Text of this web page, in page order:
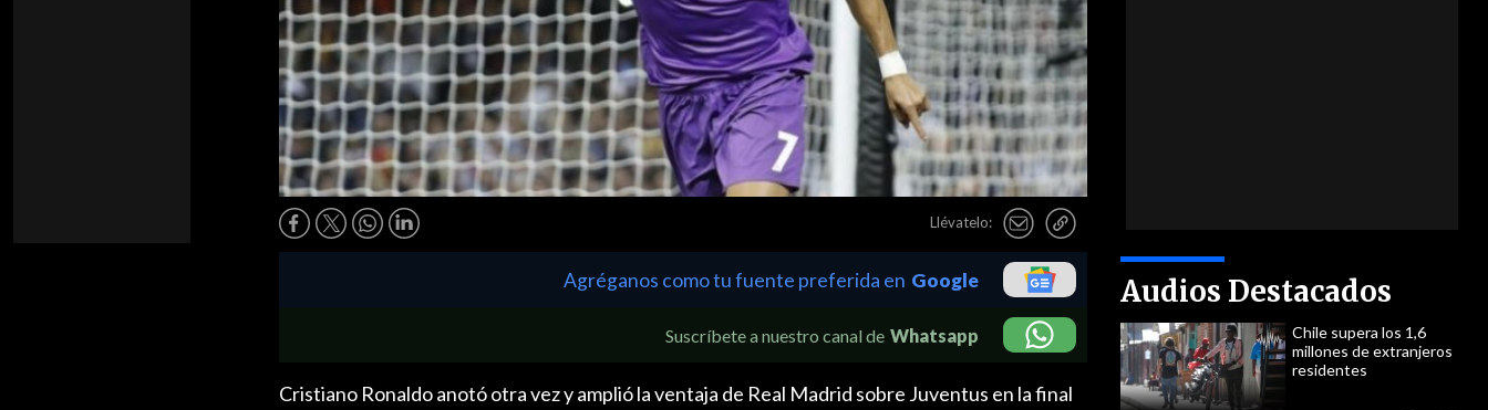
Llévatelo:
Audios Destacados
Chile supera los 1,6
millones de extranjeros
residentes
Agréganos como tu fuente preferida en Google
Suscríbete a nuestro canal de Whatsapp
Cristiano Ronaldo anotó otra vez y amplió la ventaja de Real Madrid sobre Juventus en la final